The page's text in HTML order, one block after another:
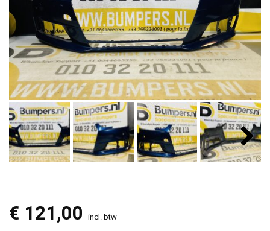
€ 121,00 incl. btw